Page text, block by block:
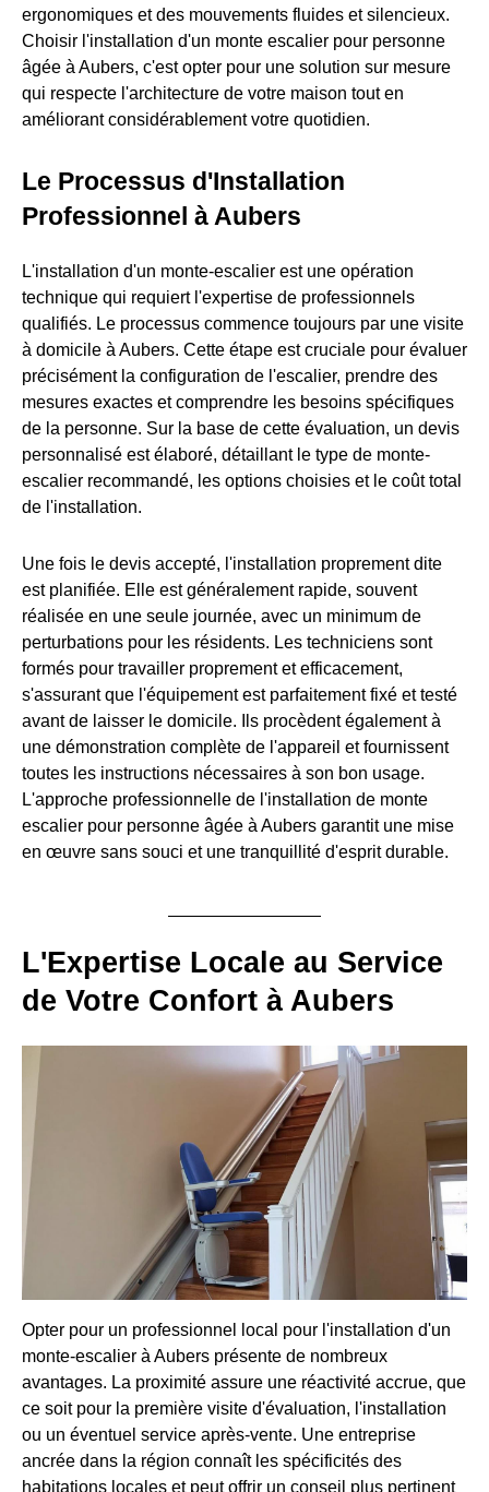
ergonomiques et des mouvements fluides et silencieux.
Choisir l'installation d'un monte escalier pour personne
âgée à Aubers, c'est opter pour une solution sur mesure
qui respecte l'architecture de votre maison tout en
améliorant considérablement votre quotidien.
Le Processus d'Installation
Professionnel à Aubers
L'installation d'un monte-escalier est une opération
technique qui requiert l'expertise de professionnels
qualifiés. Le processus commence toujours par une visite
à domicile à Aubers. Cette étape est cruciale pour évaluer
précisément la configuration de l'escalier, prendre des
mesures exactes et comprendre les besoins spécifiques
de la personne. Sur la base de cette évaluation, un devis
personnalisé est élaboré, détaillant le type de monte-
escalier recommandé, les options choisies et le coût total
de l'installation.
Une fois le devis accepté, l'installation proprement dite
est planifiée. Elle est généralement rapide, souvent
réalisée en une seule journée, avec un minimum de
perturbations pour les résidents. Les techniciens sont
formés pour travailler proprement et efficacement,
s'assurant que l'équipement est parfaitement fixé et testé
avant de laisser le domicile. Ils procèdent également à
une démonstration complète de l'appareil et fournissent
toutes les instructions nécessaires à son bon usage.
L'approche professionnelle de l'installation de monte
escalier pour personne âgée à Aubers garantit une mise
en œuvre sans souci et une tranquillité d'esprit durable.
L'Expertise Locale au Service
de Votre Confort à Aubers
Opter pour un professionnel local pour l'installation d'un
monte-escalier à Aubers présente de nombreux
avantages. La proximité assure une réactivité accrue, que
ce soit pour la première visite d'évaluation, l'installation
ou un éventuel service après-vente. Une entreprise
ancrée dans la région connaît les spécificités des
habitations locales et peut offrir un conseil plus pertinent